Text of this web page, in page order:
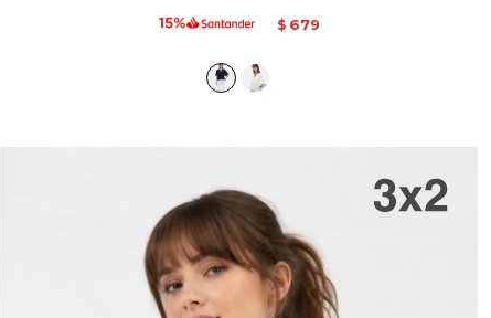
$ 679